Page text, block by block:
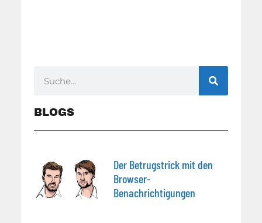
BLOGS
Der Betrugstrick mit den
Browser-
Benachrichtigungen